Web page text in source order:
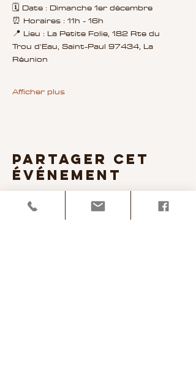
🗓 Date : Dimanche 1er décembre
⏰ Horaires : 11h - 16h
📍 Lieu : La Petite Folie, 182 Rte du
Trou d'Eau, Saint-Paul 97434, La
Réunion
Afficher plus
Partager cet
événement